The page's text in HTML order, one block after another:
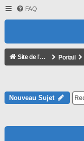
FAQ
Site de l'association Portail
Nouveau Sujet